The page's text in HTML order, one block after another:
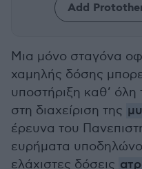
Add
Μια μόνο σταγόνα
χαμηλής δόσης
υποστήριξη καθ’ όλη
στη διαχείριση της
έρευνα του
ευρήματα
ελάχιστες δόσεις